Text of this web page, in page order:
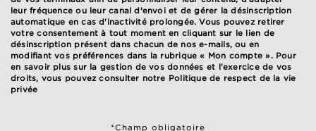
leur fréquence ou leur canal d'envoi et de gérer la désinscription
automatique en cas d'inactivité prolongée. Vous pouvez retirer
votre consentement à tout moment en cliquant sur le lien de
désinscription présent dans chacun de nos e-mails, ou en
modifiant vos préférences dans la rubrique « Mon compte ». Pour
en savoir plus sur la gestion de vos données et l'exercice de vos
droits, vous pouvez consulter notre Politique de respect de la vie
privée
*Champ obligatoire